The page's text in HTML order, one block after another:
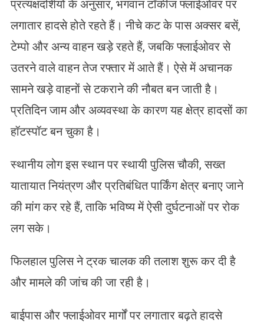
प्रत्यक्षदर्शियों के अनुसार, भगवान टॉकीज फ्लाईओवर पर
लगातार हादसे होते रहते हैं। नीचे कट के पास अक्सर बसें,
टेम्पो और अन्य वाहन खड़े रहते हैं, जबकि फ्लाईओवर से
उतरने वाले वाहन तेज रफ्तार में आते हैं। ऐसे में अचानक
सामने खड़े वाहनों से टकराने की नौबत बन जाती है।
प्रतिदिन जाम और अव्यवस्था के कारण यह क्षेत्र हादसों का
हॉटस्पॉट बन चुका है।
स्थानीय लोग इस स्थान पर स्थायी पुलिस चौकी, सख्त
यातायात नियंत्रण और प्रतिबंधित पार्किंग क्षेत्र बनाए जाने
की मांग कर रहे हैं, ताकि भविष्य में ऐसी दुर्घटनाओं पर रोक
लग सके।
फिलहाल पुलिस ने ट्रक चालक की तलाश शुरू कर दी है
और मामले की जांच की जा रही है।
बाईपास और फ्लाईओवर मार्गों पर लगातार बढ़ते हादसे